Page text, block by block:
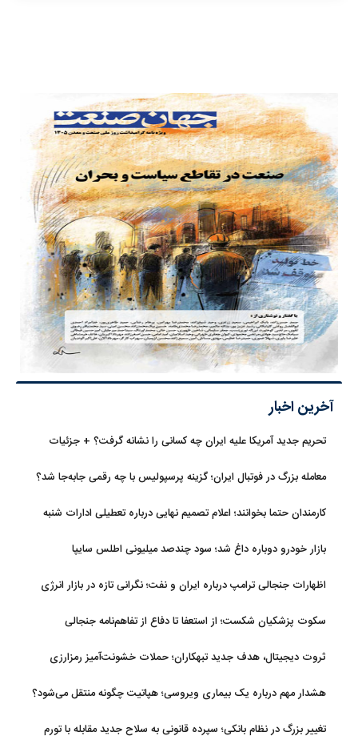
آخرین اخبار
تحریم جدید آمریکا علیه ایران چه کسانی را نشانه گرفت؟ + جزئیات
معامله بزرگ در فوتبال ایران؛ گزینه پرسپولیس با چه رقمی جابه‌جا شد؟
کارمندان حتما بخوانند؛ اعلام تصمیم نهایی درباره تعطیلی ادارات شنبه
بازار خودرو دوباره داغ شد؛ سود چندصد میلیونی اطلس سایپا
اظهارات جنجالی ترامپ درباره ایران و نفت؛ نگرانی تازه در بازار انرژی
سکوت پزشکیان شکست؛ از استعفا تا دفاع از تفاهم‌نامه جنجالی
ثروت دیجیتال، هدف جدید تبهکاران؛ حملات خشونت‌آمیز رمزارزی
هشدار مهم درباره یک بیماری ویروسی؛ هپاتیت چگونه منتقل می‌شود؟
تغییر بزرگ در نظام بانکی؛ سپرده قانونی به سلاح جدید مقابله با تورم